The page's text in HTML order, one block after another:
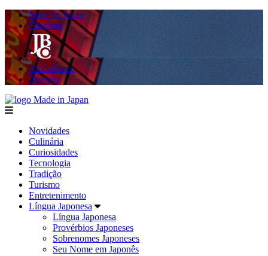
Made in Japan
Hashitag
AkibaSpace
Agenda
menu
Novidades
Culinária
Curiosidades
Tecnologia
Tradição
Turismo
Entretenimento
Língua Japonesa
Língua Japonesa
Provérbios Japoneses
Sobrenomes Japoneses
Seu Nome em Japonês